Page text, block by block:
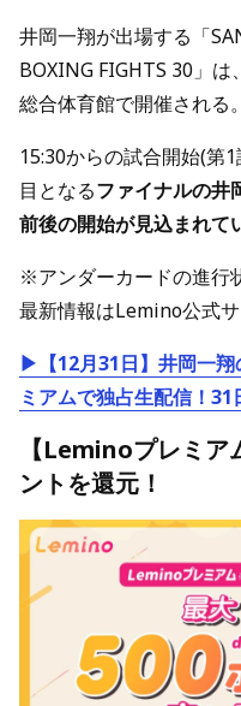
井岡一翔が出場する「
BOXING FIGHTS 30」
総合体育館で開催される。
15:30からの試合開始(第
目となるファイナルの井
前後の開始が見込まれて
※アンダーカードの進行
最新情報はLemino公式サ
▶【12月31日】井岡一
ミアムで独占生配信！
【Leminoプレミア
ントを還元！